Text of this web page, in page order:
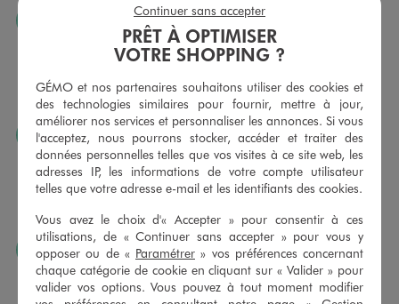
JE PEUX CHANGER D’AVIS
Nous échangeons et vous proposons un avoir ou un
remboursement pour tout article non porté, non retouché,
sous 30 jours, sur simple présentation du ticket de caisse,
dans tous les magasins GÉMO.
JE PEUX FAIRE RETOUCHER MES ARTICLES
Ourlets, ceintures… vous avez la possibilité de faire
retoucher vos articles textiles dans nos magasins. Les tarifs
sont à votre disposition sur simple demande. Voir
conditions en magasins.
J’AIME FAIRE PLAISIR
Nous vous proposons des cartes cadeaux GÉMO d’un
montant au choix entre 10€ et 150€. Les cartes cadeau
PRÊT À OPTIMISER
VOTRE SHOPPING ?
GÉMO et nos partenaires souhaitons utiliser des cookies et
des technologies similaires pour fournir, mettre à jour,
améliorer nos services et personnaliser les annonces. Si vous
l'acceptez, nous pourrons stocker, accéder et traiter des
données personnelles telles que vos visites à ce site web, les
adresses IP, les informations de votre compte utilisateur
telles que votre adresse e-mail et les identifiants des cookies.
Vous avez le choix d'« Accepter » pour consentir à ces
utilisations, de « Continuer sans accepter » pour vous y
opposer ou de « Paramétrer » vos préférences concernant
chaque catégorie de cookie en cliquant sur « Valider » pour
valider vos options. Vous pouvez à tout moment modifier
Continuer sans accepter